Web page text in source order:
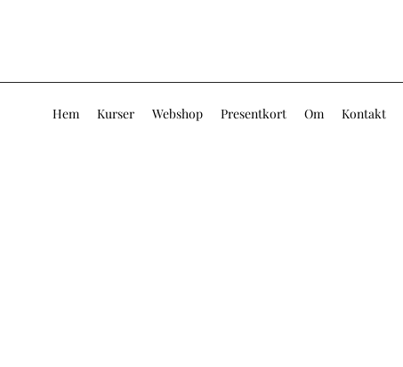
Hem Kurser Webshop Presentkort Om Kontakt